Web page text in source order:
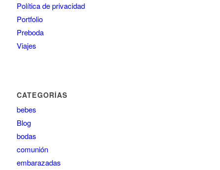
Política de privacidad
Portfolio
Preboda
Viajes
CATEGORÍAS
bebes
Blog
bodas
comunión
embarazadas